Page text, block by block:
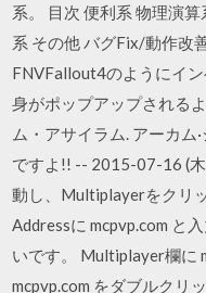
系。 目次 便利系 物理演
系 その他 バグFix/動作改
FNVFallout4のようにイ
身がポップアップされる
ム・アサイラム. アーカム
ですよ!! -- 2015-07-16 (
動し、Multiplayerをクリ
Addressに mcpvp.com と
いです。 Multiplayer欄に
mcpvp.com をダブルクリ